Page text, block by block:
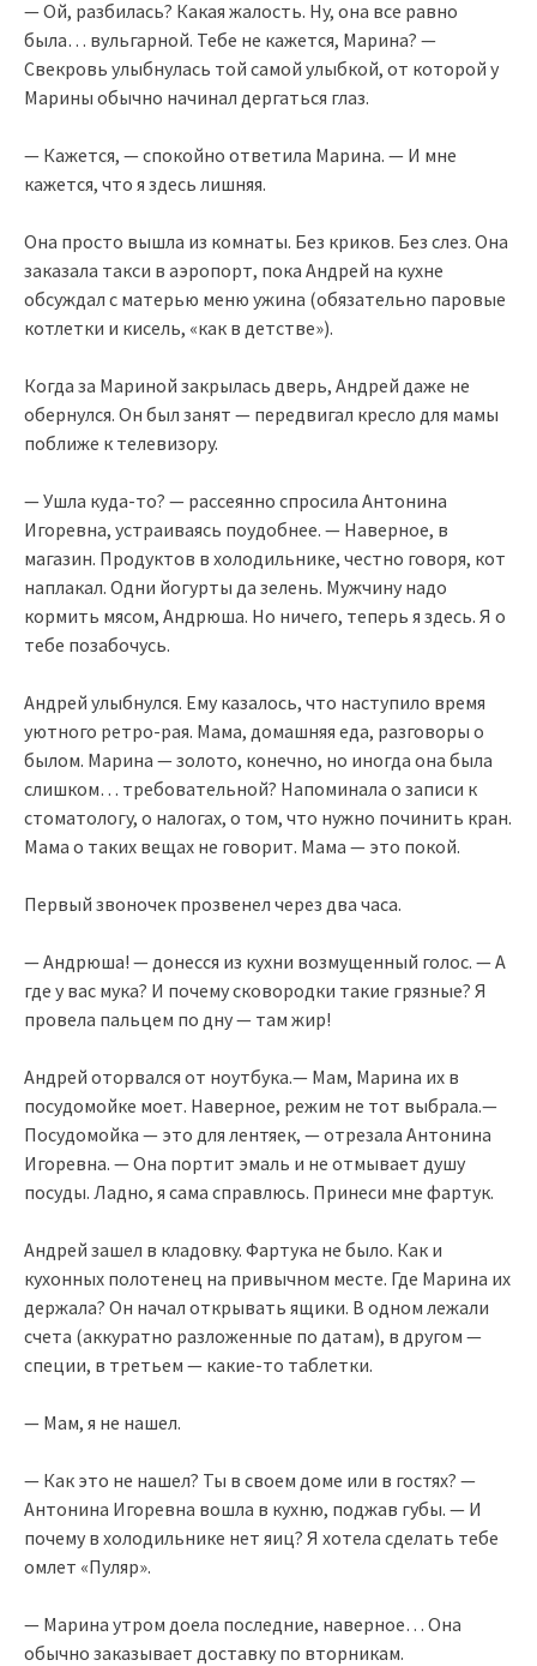
— Ой, разбилась? Какая жалость. Ну, она все равно
была… вульгарной. Тебе не кажется, Марина? —
Свекровь улыбнулась той самой улыбкой, от которой у
Марины обычно начинал дергаться глаз.
— Кажется, — спокойно ответила Марина. — И мне
кажется, что я здесь лишняя.
Она просто вышла из комнаты. Без криков. Без слез. Она
заказала такси в аэропорт, пока Андрей на кухне
обсуждал с матерью меню ужина (обязательно паровые
котлетки и кисель, «как в детстве»).
Когда за Мариной закрылась дверь, Андрей даже не
обернулся. Он был занят — передвигал кресло для мамы
поближе к телевизору.
— Ушла куда-то? — рассеянно спросила Антонина
Игоревна, устраиваясь поудобнее. — Наверное, в
магазин. Продуктов в холодильнике, честно говоря, кот
наплакал. Одни йогурты да зелень. Мужчину надо
кормить мясом, Андрюша. Но ничего, теперь я здесь. Я о
тебе позабочусь.
Андрей улыбнулся. Ему казалось, что наступило время
уютного ретро-рая. Мама, домашняя еда, разговоры о
былом. Марина — золото, конечно, но иногда она была
слишком… требовательной? Напоминала о записи к
стоматологу, о налогах, о том, что нужно починить кран.
Мама о таких вещах не говорит. Мама — это покой.
Первый звоночек прозвенел через два часа.
— Андрюша! — донесся из кухни возмущенный голос. — А
где у вас мука? И почему сковородки такие грязные? Я
провела пальцем по дну — там жир!
Андрей оторвался от ноутбука.— Мам, Марина их в
посудомойке моет. Наверное, режим не тот выбрала.—
Посудомойка — это для лентяек, — отрезала Антонина
Игоревна. — Она портит эмаль и не отмывает душу
посуды. Ладно, я сама справлюсь. Принеси мне фартук.
Андрей зашел в кладовку. Фартука не было. Как и
кухонных полотенец на привычном месте. Где Марина их
держала? Он начал открывать ящики. В одном лежали
счета (аккуратно разложенные по датам), в другом —
специи, в третьем — какие-то таблетки.
— Мам, я не нашел.
— Как это не нашел? Ты в своем доме или в гостях? —
Антонина Игоревна вошла в кухню, поджав губы. — И
почему в холодильнике нет яиц? Я хотела сделать тебе
омлет «Пуляр».
— Марина утром доела последние, наверное… Она
обычно заказывает доставку по вторникам.